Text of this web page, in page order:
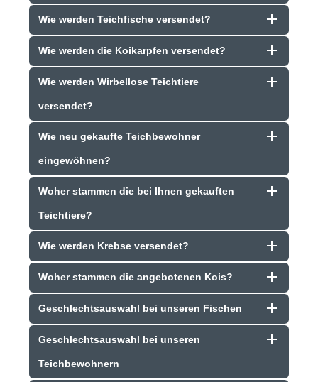
Wie werden Teichfische versendet?
Wie werden die Koikarpfen versendet?
Wie werden Wirbellose Teichtiere
versendet?
Wie neu gekaufte Teichbewohner
eingewöhnen?
Woher stammen die bei Ihnen gekauften
Teichtiere?
Wie werden Krebse versendet?
Woher stammen die angebotenen Kois?
Geschlechtsauswahl bei unseren Fischen
Geschlechtsauswahl bei unseren
Teichbewohnern